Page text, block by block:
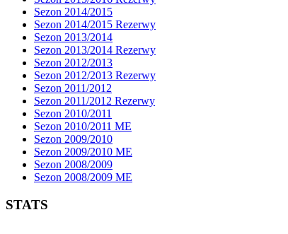
Sezon 2014/2015
Sezon 2014/2015 Rezerwy
Sezon 2013/2014
Sezon 2013/2014 Rezerwy
Sezon 2012/2013
Sezon 2012/2013 Rezerwy
Sezon 2011/2012
Sezon 2011/2012 Rezerwy
Sezon 2010/2011
Sezon 2010/2011 ME
Sezon 2009/2010
Sezon 2009/2010 ME
Sezon 2008/2009
Sezon 2008/2009 ME
STATS